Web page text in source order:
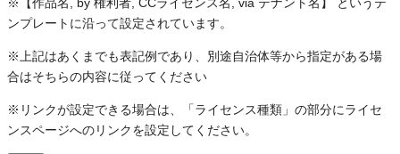
ンプレートに沿って設定されています。
※上記はあくまでも表記例であり、別途自治体等から指定がある場
合はそちらの内容に従ってください
※リンクが設定できる場合は、「ライセンス種類」の部分にライセ
ンスページへのリンクを設定してください。